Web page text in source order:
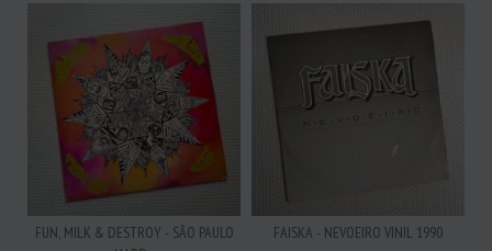
FUN, MILK & DESTROY - SÃO PAULO
FAISKA - NEVOEIRO VINIL 1990